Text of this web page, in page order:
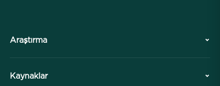
Araştırma
Genel Bakış
Kaynaklar